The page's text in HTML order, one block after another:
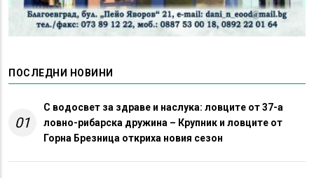
ПОСЛЕДНИ НОВИНИ
01
С водосвет за здраве и наслука: ловците от 37-а
ловно-рибарска дружина – Крупник и ловците от
Горна Брезница откриха новия сезон